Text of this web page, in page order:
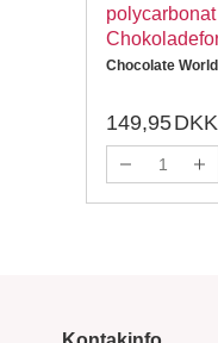
Chocolate World
149,95DKK